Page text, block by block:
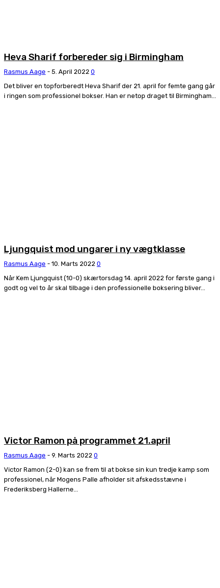
Heva Sharif forbereder sig i Birmingham
Rasmus Aage - 5. April 2022 0
Det bliver en topforberedt Heva Sharif der 21. april for femte gang går
i ringen som professionel bokser. Han er netop draget til Birmingham...
Ljungquist mod ungarer i ny vægtklasse
Rasmus Aage - 10. Marts 2022 0
Når Kem Ljungquist (10-0) skærtorsdag 14. april 2022 for første gang i
godt og vel to år skal tilbage i den professionelle boksering bliver...
Victor Ramon på programmet 21.april
Rasmus Aage - 9. Marts 2022 0
Victor Ramon (2-0) kan se frem til at bokse sin kun tredje kamp som
professionel, når Mogens Palle afholder sit afskedsstævne i
Frederiksberg Hallerne...